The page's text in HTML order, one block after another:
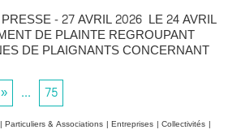
- 27 AVRIL 2026 LE 24 AVRIL
DE PLAINTE REGROUPANT
DE PLAIGNANTS CONCERNANT
» ... 75
| Particuliers & Associations | Entreprises | Collectivités |